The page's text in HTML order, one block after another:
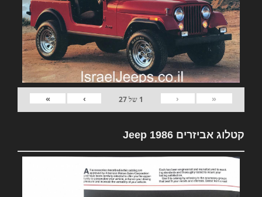
«
‹
1 של27
›
»
קטלוג אביזרים Jeep 1986